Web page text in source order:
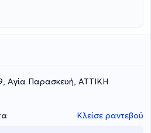
Αγία Παρασκευή, ΑΤΤΙΚΗ
Κλείσε ραντεβού